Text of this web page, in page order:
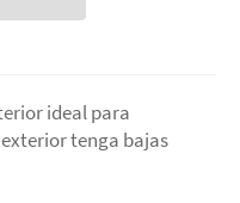
ideal para
tenga bajas